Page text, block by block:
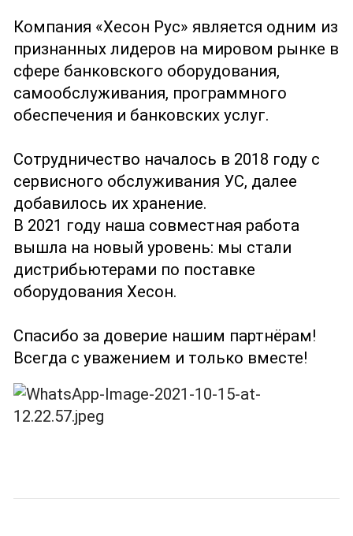
Компания «Хесон Рус» является одним из
признанных лидеров на мировом рынке в
сфере банковского оборудования,
самообслуживания, программного
обеспечения и банковских услуг.
Сотрудничество началось в 2018 году с
сервисного обслуживания УС, далее
добавилось их хранение.
В 2021 году наша совместная работа
вышла на новый уровень: мы стали
дистрибьютерами по поставке
оборудования Хесон.
Спасибо за доверие нашим партнёрам!
Всегда с уважением и только вместе!